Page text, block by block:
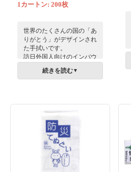
1カートン: 200枚
世界のたくさんの国の「あ
りがとう」がデザインされ
た手拭いです。
訪日外国人向けのインバウ
ンドなノベルティにぴった
りです。続きを読む▼